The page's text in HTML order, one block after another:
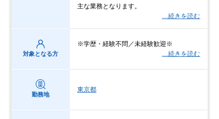
主な業務となります。
…続きを読む
対象となる方
※学歴・経験不問／未経験歓迎※
…続きを読む
勤務地
東京都